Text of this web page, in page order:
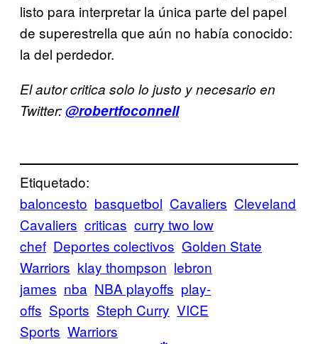
listo para interpretar la única parte del papel
de superestrella que aún no había conocido:
la del perdedor.
El autor critica solo lo justo y necesario en
Twitter:@robertfoconnell
Etiquetado:
baloncesto basquetbol Cavaliers Cleveland
Cavaliers criticas curry two low
chef Deportes colectivos Golden State
Warriors klay thompson lebron
james nba NBA playoffs play-
offs Sports Steph Curry VICE
Sports Warriors